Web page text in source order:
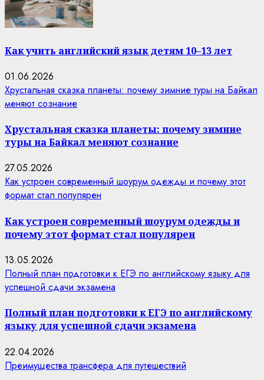
Как учить английский язык детям 10–13 лет
01.06.2026
Хрустальная сказка планеты: почему зимние туры на Байкал
меняют сознание
Хрустальная сказка планеты: почему зимние
туры на Байкал меняют сознание
27.05.2026
Как устроен современный шоурум одежды и почему этот
формат стал популярен
Как устроен современный шоурум одежды и
почему этот формат стал популярен
13.05.2026
Полный план подготовки к ЕГЭ по английскому языку для
успешной сдачи экзамена
Полный план подготовки к ЕГЭ по английскому
языку для успешной сдачи экзамена
22.04.2026
Преимущества трансфера для путешествий